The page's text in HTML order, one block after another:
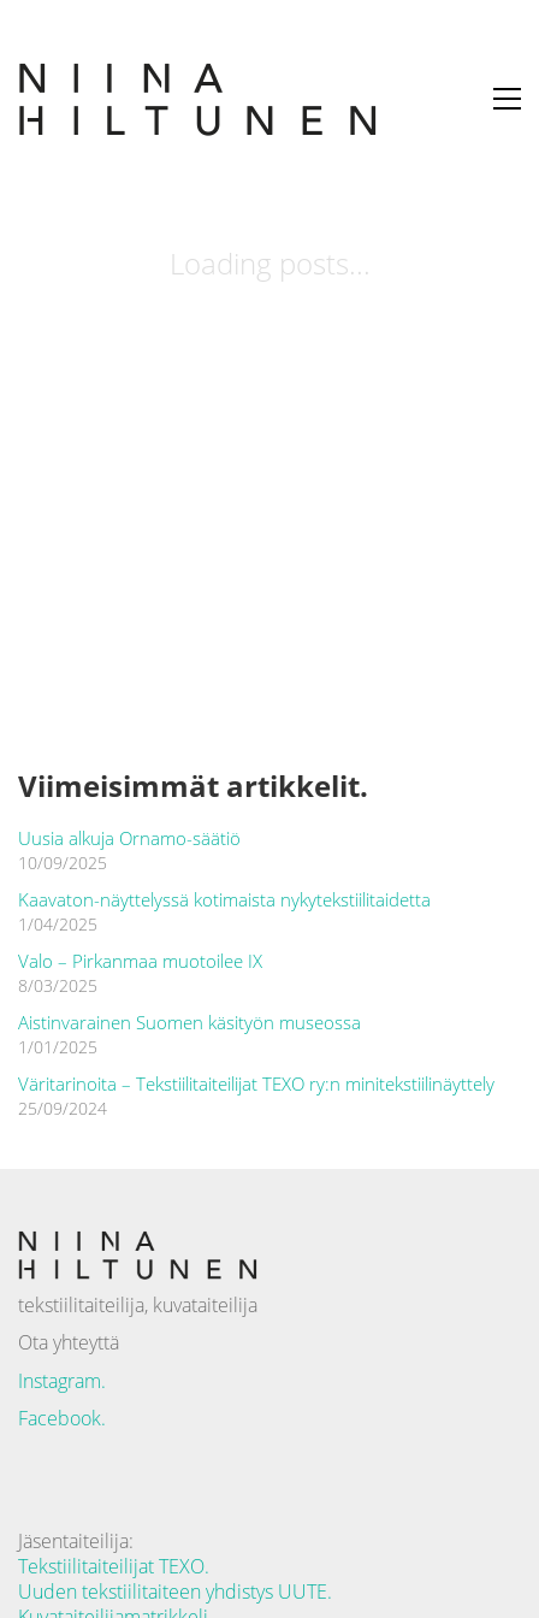
Loading posts...
Viimeisimmät artikkelit.
Uusia alkuja Ornamo-säätiö
10/09/2025
Kaavaton-näyttelyssä kotimaista nykytekstiilitaidetta
1/04/2025
Valo – Pirkanmaa muotoilee IX
8/03/2025
Aistinvarainen Suomen käsityön museossa
1/01/2025
Väritarinoita – Tekstiilitaiteilijat TEXO ry:n minitekstiilinäyttely
25/09/2024
tekstiilitaiteilija, kuvataiteilija
Ota yhteyttä
Instagram.
Facebook.
Jäsentaiteilija:
Tekstiilitaiteilijat TEXO.
Uuden tekstiilitaiteen yhdistys UUTE.